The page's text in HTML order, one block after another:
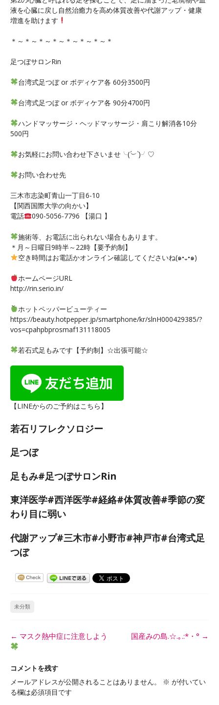
液を心臓に戻し自然治癒力を高め体質改善や代謝アップ・健康
増進を助けます
＊～＊～＊～＊～＊～＊～＊～＊
足つぼサロンRin
台湾式足つぼ or ボディケア各 60分3500円
台湾式足つぼ or ボディケア各 90分4700円
ハンドマッサージ・ヘッドマッサージ・肩こり解消各10分
500円
お気軽にお問い合わせ下さいませ╰(´︶`)╯♡
お問い合わせ先
三木市志染町青山一丁目6-10
【関西国際大学の向かい】
電話
090-5056-7796 【湯口 】
施術等、お電話に出られない場合もあります。
＊月～日曜日9時半～22時【要予約制】
空き時間はお電話かオンライン確認してくださいね(๑•᎑•๑)
ホームページURL
http://rin.serio.in/
ホットペッパービューティー
https://beauty.hotpepper.jp/smartphone/kr/slnH000429385/?
vos=cpahpbprosmaf131118005
若石式足もみです【予約制】☆出張可能☆
【LINEからのご予約はこちら】
若石リフレクソロジー
足つぼ
足もみ#足つぼサロンRin
東洋医学#西洋医学#経絡#体質改善#季節の変
わり目に弱い
代謝アップ#三木市#小野市#神戸市#台湾式足
つぼ
未分類
投
稿
ビ
ゲ
ー
← マスク熱中症に注意しよう 国産みの島.☆.｡.:*・° →
コメントを残す
メールアドレスが公開されることはありません。
※ が付いてい
る欄は必須項目です